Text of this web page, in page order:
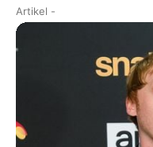
Artikel -